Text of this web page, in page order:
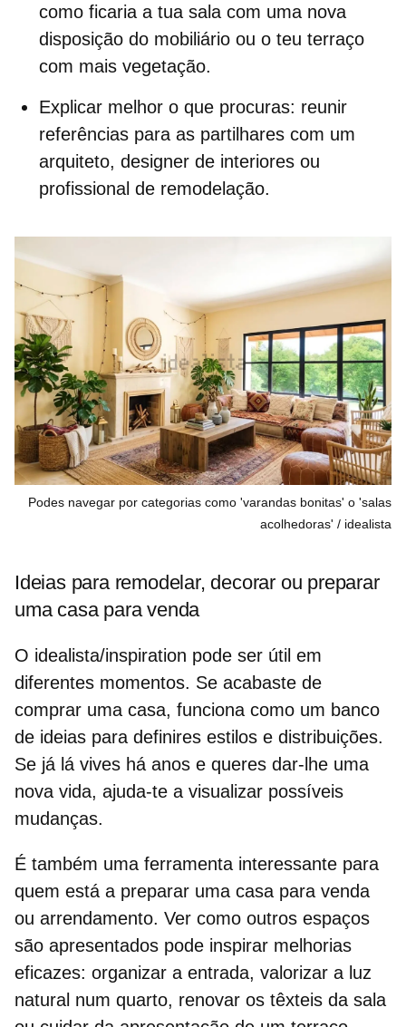
como ficaria a tua sala com uma nova
disposição do mobiliário ou o teu terraço
com mais vegetação.
Explicar melhor o que procuras: reunir
referências para as partilhares com um
arquiteto, designer de interiores ou
profissional de remodelação.
Podes navegar por categorias como 'varandas bonitas' o 'salas
acolhedoras'
idealista
Ideias para remodelar, decorar ou preparar
uma casa para venda
O idealista/inspiration pode ser útil em
diferentes momentos. Se acabaste de
comprar uma casa, funciona como um banco
de ideias para definires estilos e distribuições.
Se já lá vives há anos e queres dar-lhe uma
nova vida, ajuda-te a visualizar possíveis
mudanças.
É também uma ferramenta interessante para
quem está a preparar uma casa para venda
ou arrendamento. Ver como outros espaços
são apresentados pode inspirar melhorias
eficazes: organizar a entrada, valorizar a luz
natural num quarto, renovar os têxteis da sala